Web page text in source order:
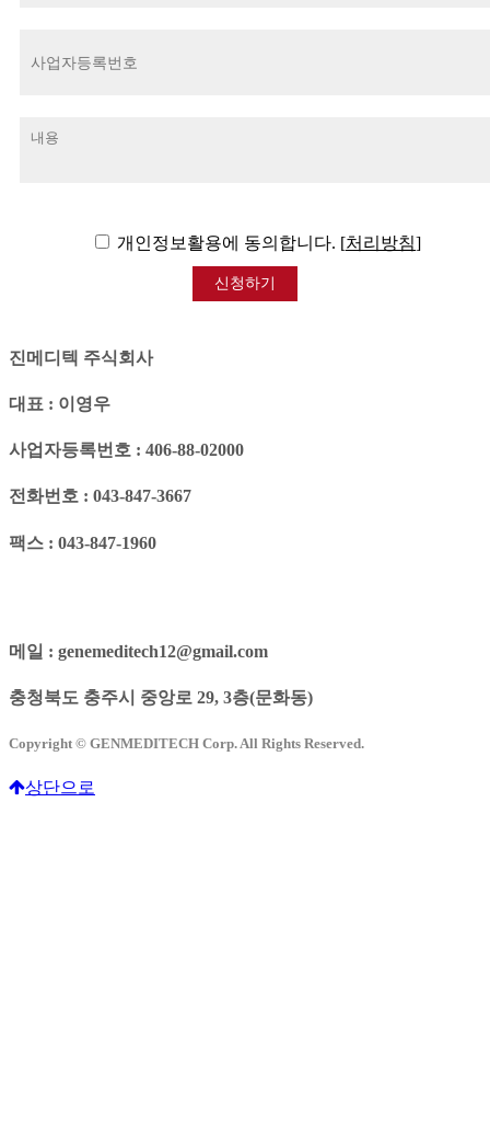
개인정보활용에 동의합니다. [처리방침]
신청하기
진메디텍 주식회사
대표 : 이영우
사업자등록번호 : 406-88-02000
전화번호 : 043-847-3667
팩스 : 043-847-1960
메일 : genemeditech12@gmail.com
충청북도 충주시 중앙로 29, 3층(문화동)
Copyright © GENMEDITECH Corp. All Rights Reserved.
상단으로